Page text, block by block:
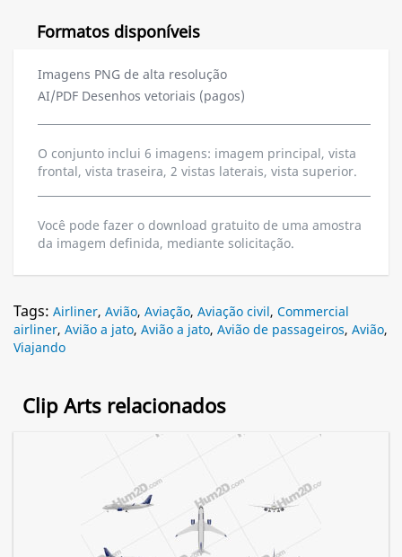
Formatos disponíveis
Imagens PNG de alta resolução
AI/PDF Desenhos vetoriais (pagos)
O conjunto inclui 6 imagens: imagem principal, vista
frontal, vista traseira, 2 vistas laterais, vista superior.
Você pode fazer o download gratuito de uma amostra
da imagem definida, mediante solicitação.
Tags: Airliner, Avião, Aviação, Aviação civil, Commercial
airliner, Avião a jato, Avião a jato, Avião de passageiros, Avião,
Viajando
Clip Arts relacionados